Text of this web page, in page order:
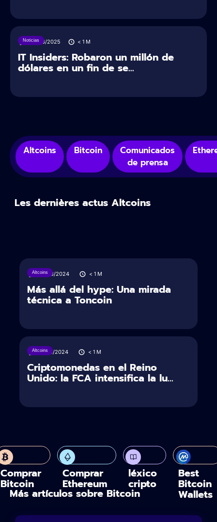
Noticias
28/06/2025 < 1 M
IT Insiders: Robaron un millón de
dólares en un fin de se...
Altcoins Bitcoin
Comunicados
de prensa
Les dernières actus Altcoins
Altcoins
27/08/2024 < 1 M
Más allá del hype: Una mirada
técnica a Toncoin
Altcoins
19/03/2024 < 1 M
Criptomonedas en el Reino
Unido: la FCA intensifica la lu...
Comprar
Bitcoin
Comprar
Ethereum
léxico
cripto
Best
Bitcoin
Wallets
Más artículos sobre Bitcoin